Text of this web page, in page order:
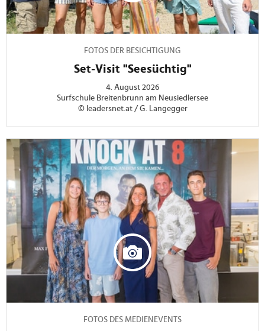
FOTOS DER BESICHTIGUNG
Set-Visit "Seesüchtig"
4. August 2026
Surfschule Breitenbrunn am Neusiedlersee
© leadersnet.at / G. Langegger
FOTOS DES MEDIENEVENTS